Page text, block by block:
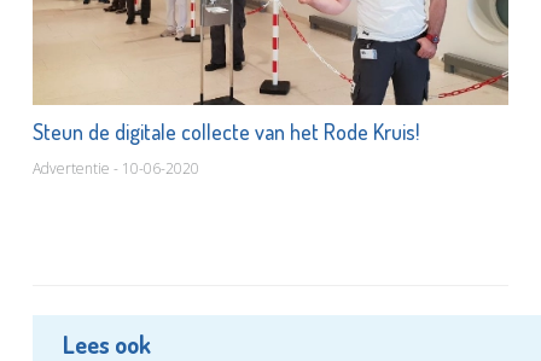
Steun de digitale collecte van het Rode Kruis!
Advertentie - 10-06-2020
Lees ook